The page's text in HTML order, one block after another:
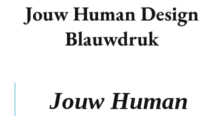
Jouw Human Design
Blauwdruk
Jouw Human